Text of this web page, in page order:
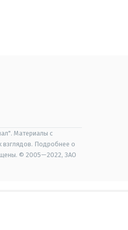
Материалы с
взглядов. Подробнее о
© 2005—2022, ЗАО